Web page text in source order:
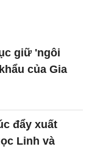
giữ 'ngôi
của Gia
đẩy xuất
Linh và